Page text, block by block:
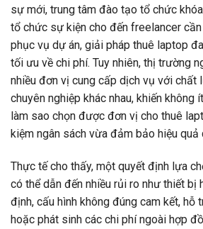
sự mới, trung tâm đào tạo tổ chức
tổ chức sự kiện cho đến freelancer
phục vụ dự án, giải pháp thuê laptop
tối ưu về chi phí. Tuy nhiên, thị trường
nhiều đơn vị cung cấp dịch vụ với chất
chuyên nghiệp khác nhau, khiến không
làm sao chọn được đơn vị cho thuê
kiệm ngân sách vừa đảm bảo hiệu quả
Thực tế cho thấy, một quyết định lựa
có thể dẫn đến nhiều rủi ro như thiết bị
định, cấu hình không đúng cam kết, hỗ
hoặc phát sinh các chi phí ngoài hợp